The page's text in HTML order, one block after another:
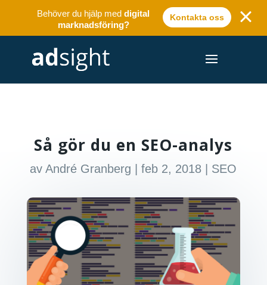
Behöver du hjälp meddigital
marknadsföring?
Kontakta oss
Så gör du en SEO-analys
avAndré Granberg |feb 2, 2018 SEO